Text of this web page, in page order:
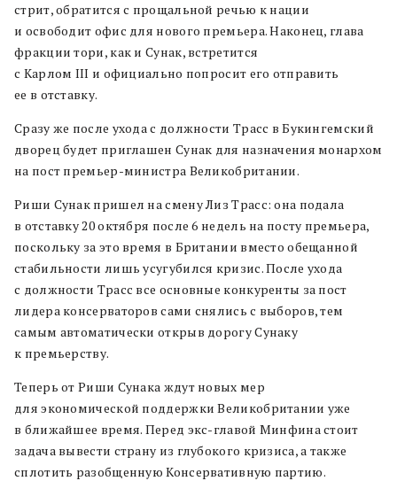
стрит, обратится с прощальной речью к нации
и освободит офис для нового премьера. Наконец, глава
фракции тори, как и Сунак, встретится
с Карлом III и официально попросит его отправить
ее в отставку.
Сразу же после ухода с должности Трасс в Букингемский
дворец будет приглашен Сунак для назначения монархом
на пост премьер-министра Великобритании.
Риши Сунак пришел на смену Лиз Трасс: она подала
в отставку 20 октября после 6 недель на посту премьера,
поскольку за это время в Британии вместо обещанной
стабильности лишь усугубился кризис. После ухода
с должности Трасс все основные конкуренты за пост
лидера консерваторов сами снялись с выборов, тем
самым автоматически открыв дорогу Сунаку
к премьерству.
Теперь от Риши Сунака ждут новых мер
для экономической поддержки Великобритании уже
в ближайшее время. Перед экс-главой Минфина стоит
задача вывести страну из глубокого кризиса, а также
сплотить разобщенную Консервативную партию.